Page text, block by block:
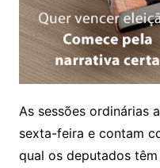
As sessões ordinárias
sexta-feira e contam
qual os deputados